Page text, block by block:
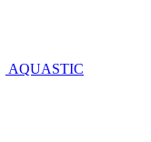
AQUASTIC